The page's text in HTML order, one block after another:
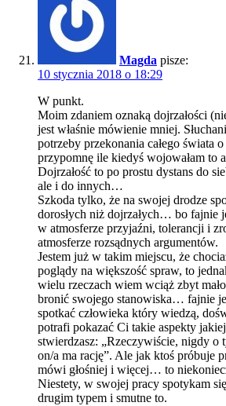
Magda pisze:
10 stycznia 2018 o 18:29
W punkt.
Moim zdaniem oznaką dojrzałości
jest właśnie mówienie mniej.
potrzeby przekonania całego świata
przypomnę ile kiedyś wojowałam to
Dojrzałość to po prostu dystans do
ale i do innych…
Szkoda tylko, że na swojej drodze
dorosłych niż dojrzałych… bo fajnie
w atmosferze przyjaźni, tolerancji i
atmosferze rozsądnych argumentów.
Jestem już w takim miejscu, że
poglądy na większość spraw, to
wielu rzeczach wiem wciąż zbyt
bronić swojego stanowiska… fajnie
spotkać człowieka który wiedzą,
potrafi pokazać Ci takie aspekty
stwierdzasz: „Rzeczywiście, nigdy o
on/a ma rację”. Ale jak ktoś próbuje
mówi głośniej i więcej… to
Niestety, w swojej pracy spotykam
drugim typem i smutne to.